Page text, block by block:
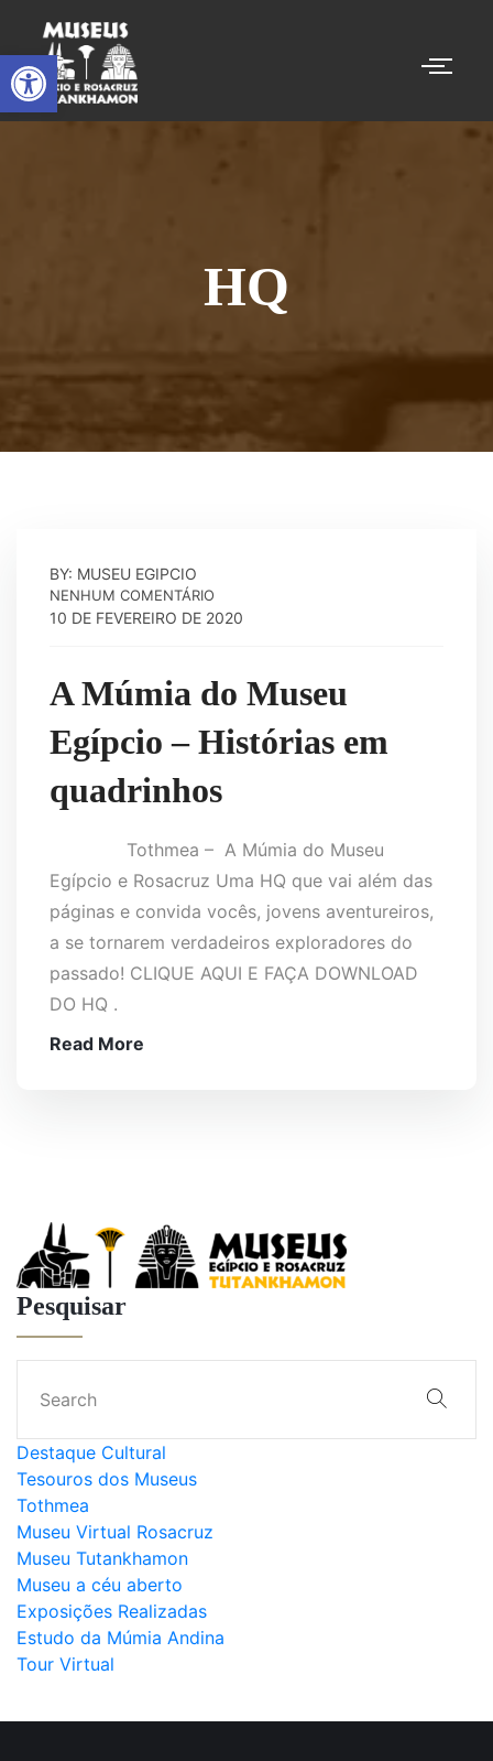
HQ
BY: MUSEU EGIPCIO
NENHUM COMENTÁRIO
10 DE FEVEREIRO DE 2020
A Múmia do Museu
Egípcio – Histórias em
quadrinhos
Tothmea – A Múmia do Museu
Egípcio e Rosacruz Uma HQ que vai além das
páginas e convida vocês, jovens aventureiros,
a se tornarem verdadeiros exploradores do
passado! CLIQUE AQUI E FAÇA DOWNLOAD
DO HQ .
Read More
Pesquisar
Destaque Cultural
Tesouros dos Museus
Tothmea
Museu Virtual Rosacruz
Museu Tutankhamon
Museu a céu aberto
Exposições Realizadas
Estudo da Múmia Andina
Tour Virtual
Abrir a barra de ferramentas